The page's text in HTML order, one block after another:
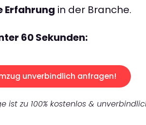
Erfahrung in der Branche.
60 Sekunden:
unverbindlich anfragen!
ist zu 100% kostenlos &